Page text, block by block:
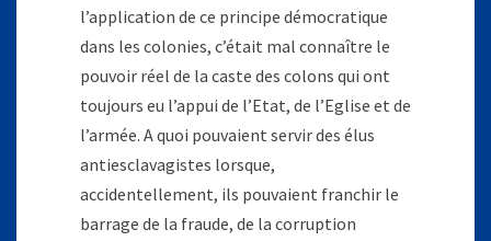
l’application de ce principe démocratique
dans les colonies, c’était mal connaître le
pouvoir réel de la caste des colons qui ont
toujours eu l’appui de l’Etat, de l’Eglise et de
l’armée. A quoi pouvaient servir des élus
antiesclavagistes lorsque,
accidentellement, ils pouvaient franchir le
barrage de la fraude, de la corruption